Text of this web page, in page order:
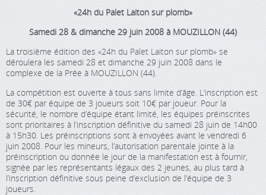
«24h du Palet Laiton sur plomb»
Samedi 28 & dimanche 29 juin 2008 à MOUZILLON (44)
La troisième édition des «24h du Palet Laiton sur plomb» se
déroulera les samedi 28 et dimanche 29 juin 2008 dans le
complexe de la Prée à MOUZILLON (44).
La compétition est ouverte à tous sans limite d’âge. L’inscription est
de 30€ par équipe de 3 joueurs soit 10€ par joueur. Pour la
sécurité, le nombre d’équipe étant limité, les équipes préinscrites
sont prioritaires à l’inscription définitive du samedi 28 juin de 14h00
à 15h30. Les préinscriptions sont à envoyées avant le vendredi 6
juin 2008. Pour les mineurs, l’autorisation parentale jointe à la
préinscription ou donnée le jour de la manifestation est à fournir,
signée par les représentants légaux des 2 jeunes, au plus tard à
l’inscription définitive sous peine d’exclusion de l’équipe de 3
joueurs.